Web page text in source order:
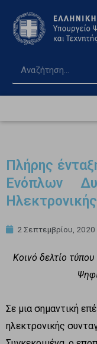
Πλήρης
Ενόπλων
2 Σεπτεμβρίου, 2020
Κοινό δελτίο
Σε μια σημαντική
ηλεκτρονικής